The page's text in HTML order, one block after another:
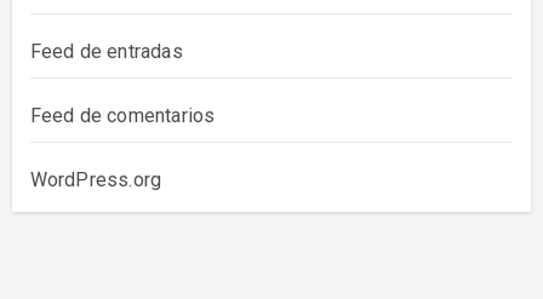
Feed de entradas
Feed de comentarios
WordPress.org